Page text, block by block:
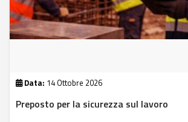
Data: 14 Ottobre 2026
Preposto per la sicurezza sul lavoro